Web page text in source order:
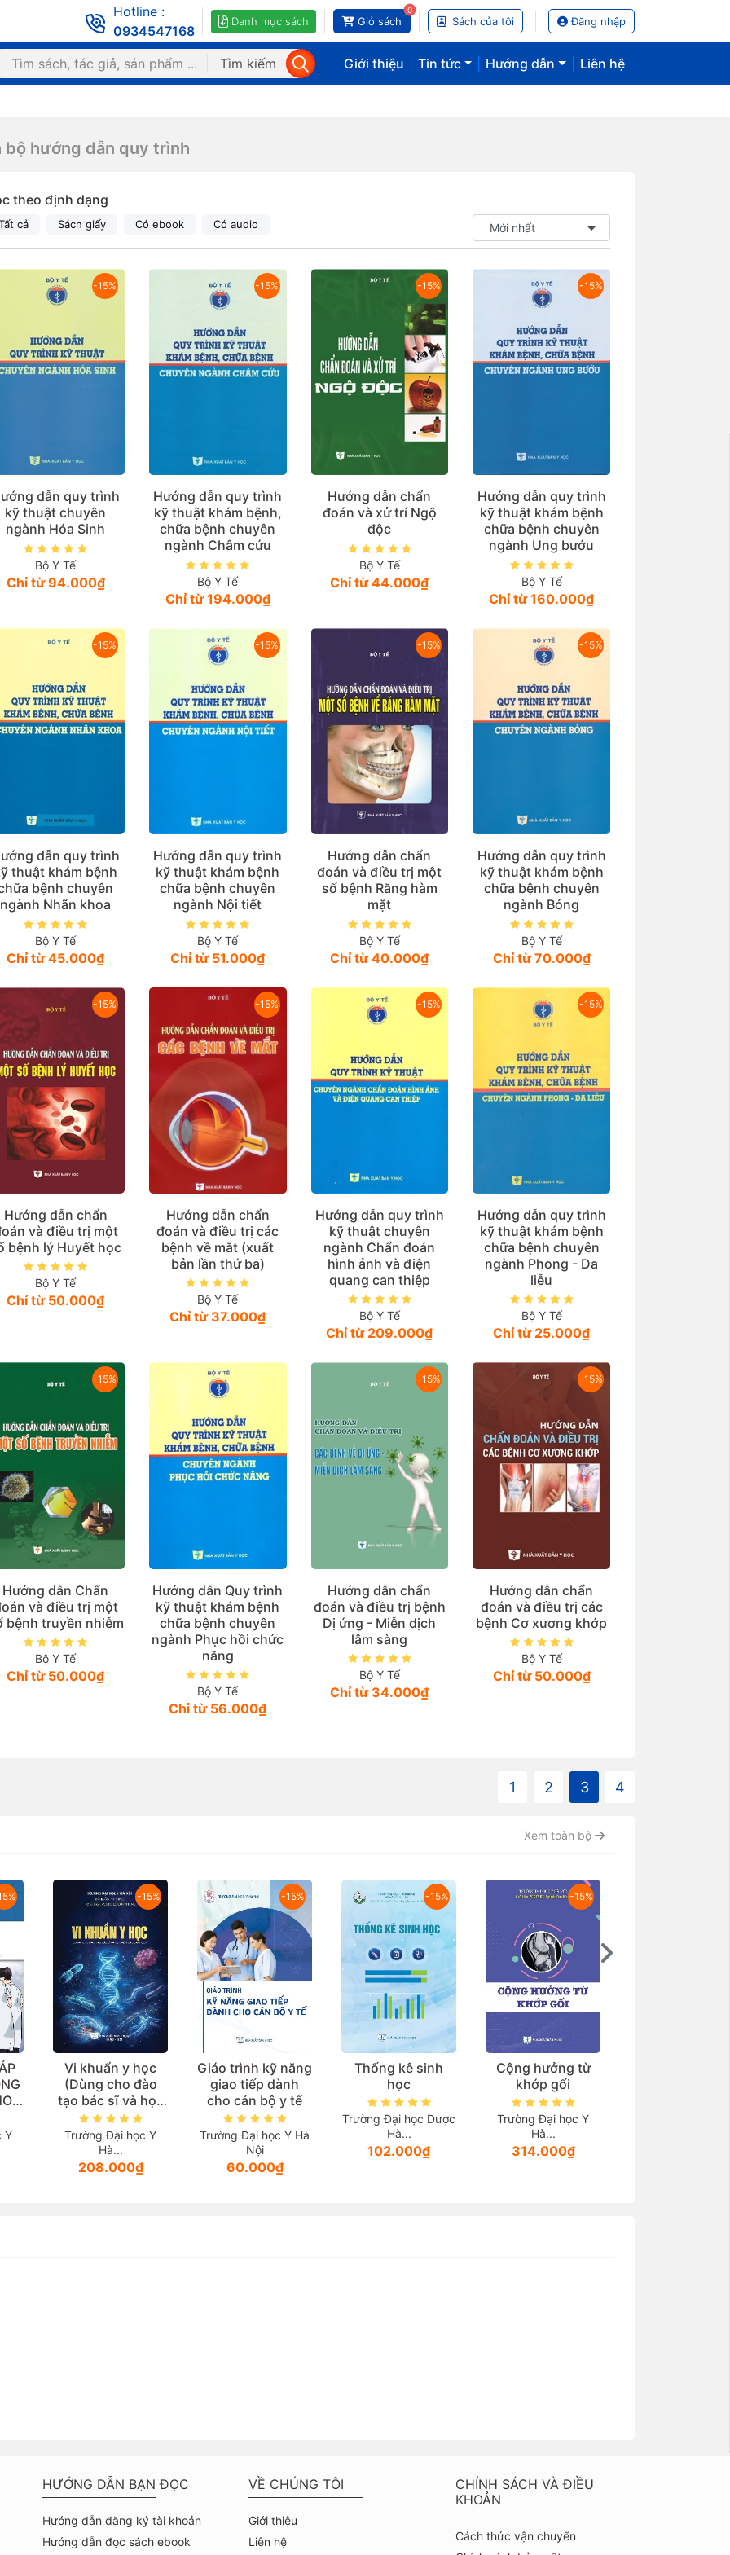
Hotline :
0934547168
Danh mục sách
0
Giỏ sách Sách của tôi Đăng nhập
Tìm kiếm Giới thiệu Tin tức Hướng dẫn Liên hệ
bộ hướng dẫn quy trình
theo định dạng
cả Sách giấy Có ebook Có audio
-15%
dẫn quy trình
kỹ thuật chuyên
ngành Hóa Sinh
Bộ Y Tế
Chỉ từ 94.000₫
-15%
Hướng dẫn quy trình
kỹ thuật khám bệnh,
chữa bệnh chuyên
ngành Châm cứu
Bộ Y Tế
Chỉ từ 194.000₫
-15%
Hướng dẫn chẩn
đoán và xử trí Ngộ
độc
Bộ Y Tế
Chỉ từ 44.000₫
-15%
Hướng dẫn quy trình
kỹ thuật khám bệnh
chữa bệnh chuyên
ngành Ung bướu
Bộ Y Tế
Chỉ từ 160.000₫
-15%
dẫn quy trình
thuật khám bệnh
bệnh chuyên
ngành Nhãn khoa
Bộ Y Tế
Chỉ từ 45.000₫
-15%
Hướng dẫn quy trình
kỹ thuật khám bệnh
chữa bệnh chuyên
ngành Nội tiết
Bộ Y Tế
Chỉ từ 51.000₫
-15%
Hướng dẫn chẩn
đoán và điều trị một
số bệnh Răng hàm
mặt
Bộ Y Tế
Chỉ từ 40.000₫
-15%
Hướng dẫn quy trình
kỹ thuật khám bệnh
chữa bệnh chuyên
ngành Bỏng
Bộ Y Tế
Chỉ từ 70.000₫
-15%
Hướng dẫn chẩn
và điều trị một
bệnh lý Huyết học
Bộ Y Tế
Chỉ từ 50.000₫
-15%
Hướng dẫn chẩn
đoán và điều trị các
bệnh về mắt (xuất
bản lần thứ ba)
Bộ Y Tế
Chỉ từ 37.000₫
-15%
Hướng dẫn quy trình
kỹ thuật chuyên
ngành Chẩn đoán
hình ảnh và điện
quang can thiệp
Bộ Y Tế
Chỉ từ 209.000₫
-15%
Hướng dẫn quy trình
kỹ thuật khám bệnh
chữa bệnh chuyên
ngành Phong - Da
liễu
Bộ Y Tế
Chỉ từ 25.000₫
-15%
Hướng dẫn Chẩn
và điều trị một
bệnh truyền nhiễm
Bộ Y Tế
Chỉ từ 50.000₫
Hướng dẫn Quy trình
kỹ thuật khám bệnh
chữa bệnh chuyên
ngành Phục hồi chức
năng
Bộ Y Tế
Chỉ từ 56.000₫
-15%
Hướng dẫn chẩn
đoán và điều trị bệnh
Dị ứng - Miễn dịch
lâm sàng
Bộ Y Tế
Chỉ từ 34.000₫
-15%
Hướng dẫn chẩn
đoán và điều trị các
bệnh Cơ xương khớp
Bộ Y Tế
Chỉ từ 50.000₫
1 2 3 4
Xem toàn bộ
Y
-15%
Vi khuẩn y học
(Dùng cho đào
tạo bác sĩ và học
viên sau đại học)
Trường Đại học Y
Hà...
208.000₫
-15%
Giáo trình kỹ năng
giao tiếp dành
cho cán bộ y tế
Trường Đại học Y Hà
Nội
60.000₫
-15%
Thống kê sinh
học
Trường Đại học Dược
Hà...
102.000₫
-15%
Cộng hưởng từ
khớp gối
Trường Đại học Y
Hà...
314.000₫
HƯỚNG DẪN BẠN ĐỌC
Hướng dẫn đăng ký tài khoản
Hướng dẫn đọc sách ebook
VỀ CHÚNG TÔI
Giới thiệu
Liên hệ
CHÍNH SÁCH VÀ ĐIỀU
KHOẢN
Cách thức vận chuyển